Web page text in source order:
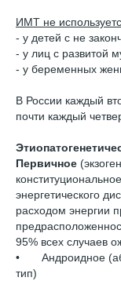
ИМТ не
- у детей с не
- у лиц с развитой
- у беременных
В России каждый
почти каждый
Первичное
энергетического
расходом энергии
95% всех случаев
• Андроидное
тип)